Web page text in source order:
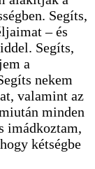
Segíts,
– és
Segíts,
a
nekem
valamint az
minden
imádkoztam,
kétségbe